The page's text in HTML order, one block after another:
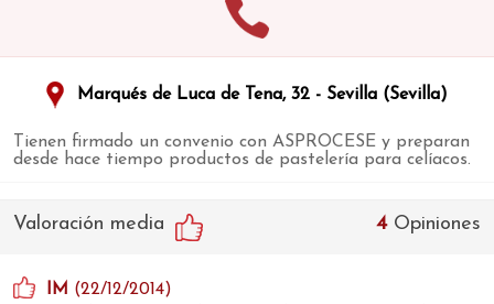
Marqués de Luca de Tena, 32 - Sevilla (Sevilla)
Tienen firmado un convenio con ASPROCESE y preparan
desde hace tiempo productos de pastelería para celíacos.
4Opiniones
Valoración media
IM (22/12/2014)